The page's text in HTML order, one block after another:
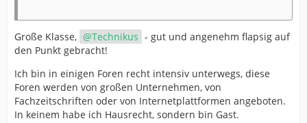
Große Klasse, Technikus - gut und angenehm flapsig auf
den Punkt gebracht!
Ich bin in einigen Foren recht intensiv unterwegs, diese
Foren werden von großen Unternehmen, von
Fachzeitschriften oder von Internetplattformen angeboten.
In keinem habe ich Hausrecht, sondern bin Gast.